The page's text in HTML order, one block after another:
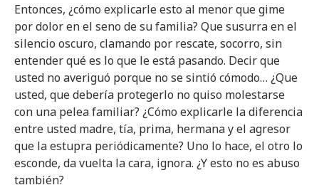
Entonces, ¿cómo explicarle esto al menor que gime
por dolor en el seno de su familia? Que susurra en el
silencio oscuro, clamando por rescate, socorro, sin
entender qué es lo que le está pasando. Decir que
usted no averiguó porque no se sintió cómodo… ¿Que
usted, que debería protegerlo no quiso molestarse
con una pelea familiar? ¿Cómo explicarle la diferencia
entre usted madre, tía, prima, hermana y el agresor
que la estupra periódicamente? Uno lo hace, el otro lo
esconde, da vuelta la cara, ignora. ¿Y esto no es abuso
también?